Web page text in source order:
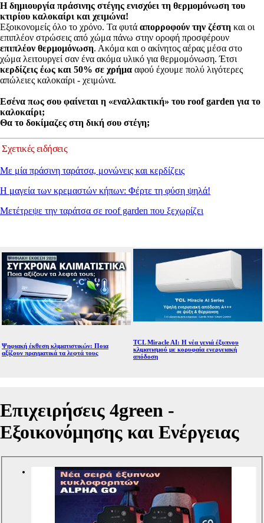
Η δημιουργία πράσινης στέγης ενισχύει τη θερμομόνωση του
κτιρίου καλοκαίρι και χειμώνα!
Εξοικονομείς όλο το χρόνο. Τα φυτά απορροφούν την ζέστη και οι
επιπλέον στρώσεις από χώμα πάνω στην οροφή προσφέρουν
επιπλέον θερμομόνωση. Ακόμα και ο ακίνητος αέρας μέσα στο
χώμα λειτουργεί σαν ένα ακόμα υλικό για θερμομόνωση. Έτσι
κερδίζεις έως και 50% σε χρήμα αφού έχουμε πολύ λιγότερες
απώλειες καλοκαίρι - χειμώνα.
Εσένα πως σου φαίνεται η «εναλλακτική» του roof garden για το
καλοκαίρι;
Θα το δοκίμαζες στη δική σου στέγη;
Σχετικές ειδήσεις
Με μία πράσινη ταράτσα, μονώνεις και κερδίζεις
Η μαγεία των κρεμαστών κήπων: Φέρτε τη φύση ψηλά!
Μετέτρεψε την ταράτσα σε roof garden που ξεχωρίζει
Ψηφιακή έκθεση κλιματιστικών: Ποια
αξίζουν πραγματικά τα λεφτά τους
TCL Miracle AI: Η νέα γενιά έξυπνου
κλιματισμού με κορυφαία ενεργειακή
απόδοση